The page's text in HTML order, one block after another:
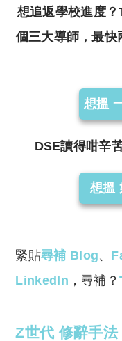
想追返學校進度
個三大導師，最快
想搵
DSE讀得咁辛
想搵
緊貼尋補 Blog、
LinkedIn ，尋補？
Z世代 修辭手法